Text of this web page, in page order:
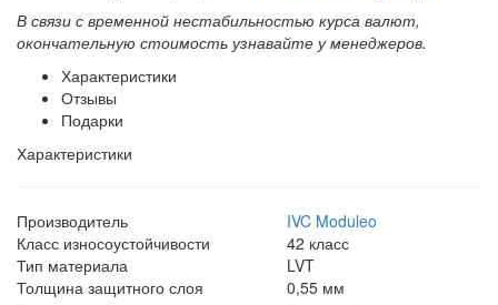
В связи с временной нестабильностью курса валют,
окончательную стоимость узнавайте у менеджеров.
Характеристики
Отзывы
Подарки
Характеристики
Производитель
IVC Moduleo
Класс износоустойчивости
42 класс
Тип материала
LVT
Толщина защитного слоя
0,55 мм